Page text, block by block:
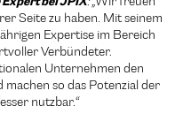
Seite zu haben. Mit seinem
Expertise im Bereich
Verbündeter.
Unternehmen den
so das Potenzial der
nutzbar.“